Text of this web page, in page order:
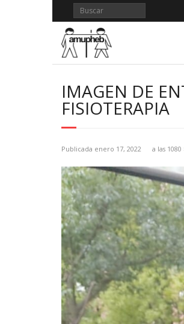
contenido
IMAGEN DE
FISIOTERAPIA
Publicada enero 17, 2022 a las 1080